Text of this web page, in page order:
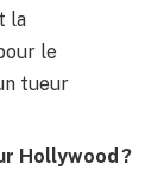
la
le
tueur
Hollywood ?